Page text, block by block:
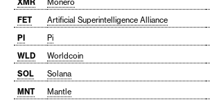
XMR Monero
FET
Artificial Superintelligence Alliance
PI
Pi
WLD
Worldcoin
SOL
Solana
MNT
Mantle